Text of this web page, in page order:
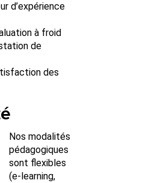
d’expérience
à froid
de
des
Nos modalités
pédagogiques
sont flexibles
(e‑learning,